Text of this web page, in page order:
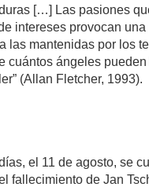
[…] Las pasiones
intereses provocan una
las mantenidas por los
cuántos ángeles
(Allan Fletcher, 1993).
el 11 de agosto, se
fallecimiento de Jan